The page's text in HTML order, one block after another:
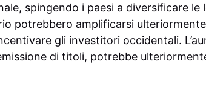
spingendo i paesi a diversificare le
potrebbero amplificarsi
gli investitori occidentali.
di titoli, potrebbe